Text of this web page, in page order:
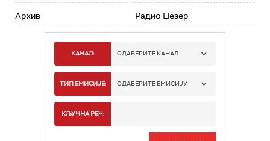
Архив Радио Џезер
КАНАЛ: ОДАБЕРИТЕ КАНАЛ
РАДИО БЕОГРАД 1
РАДИО БЕОГРАД 3
ТИП ЕМИСИЈЕ: ОДАБЕРИТЕ ЕМИСИЈУ
КЉУЧНА РЕЧ: